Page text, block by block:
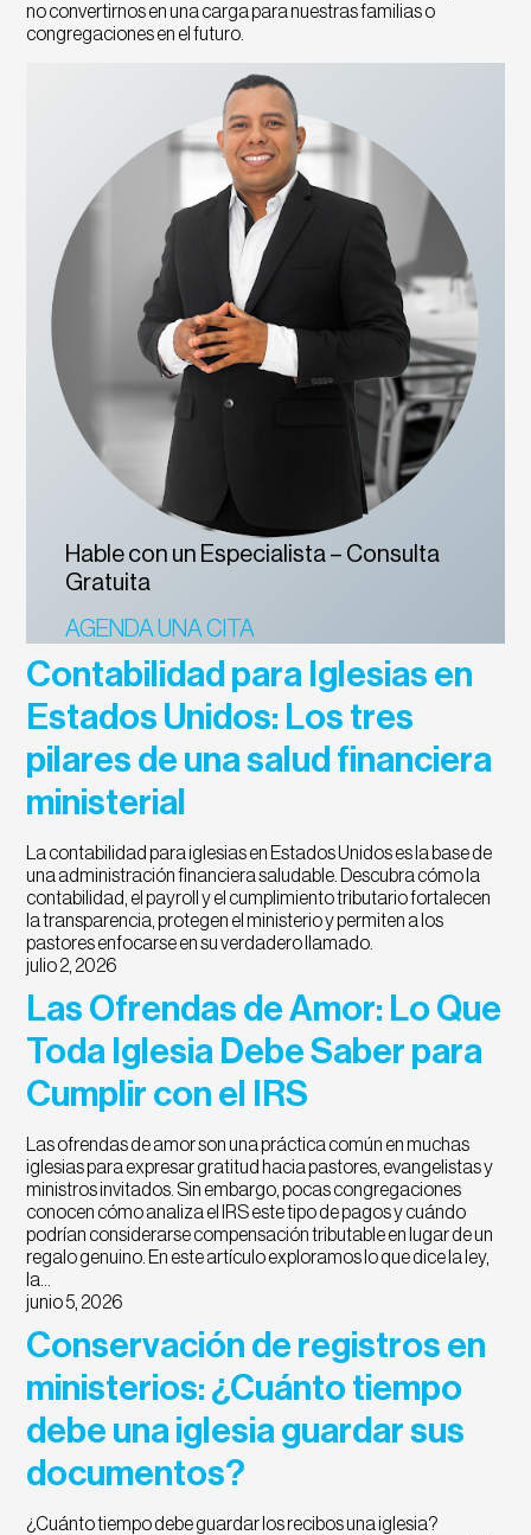
no convertirnos en una carga para nuestras familias o
congregaciones en el futuro.
Hable con un Especialista – Consulta
Gratuita
AGENDA UNA CITA
Contabilidad para Iglesias en
Estados Unidos: Los tres
pilares de una salud financiera
ministerial
La contabilidad para iglesias en Estados Unidos es la base de
una administración financiera saludable. Descubra cómo la
contabilidad, el payroll y el cumplimiento tributario fortalecen
la transparencia, protegen el ministerio y permiten a los
pastores enfocarse en su verdadero llamado.
julio 2, 2026
Las Ofrendas de Amor: Lo Que
Toda Iglesia Debe Saber para
Cumplir con el IRS
Las ofrendas de amor son una práctica común en muchas
iglesias para expresar gratitud hacia pastores, evangelistas y
ministros invitados. Sin embargo, pocas congregaciones
conocen cómo analiza el IRS este tipo de pagos y cuándo
podrían considerarse compensación tributable en lugar de un
regalo genuino. En este artículo exploramos lo que dice la ley,
la…
junio 5, 2026
Conservación de registros en
ministerios: ¿Cuánto tiempo
debe una iglesia guardar sus
documentos?
¿Cuánto tiempo debe guardar los recibos una iglesia?